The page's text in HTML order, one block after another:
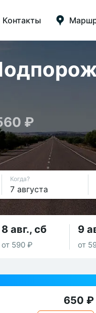
Контакты
₽
Когда?
8 авг., сб
от 590 ₽
9
от
650 ₽